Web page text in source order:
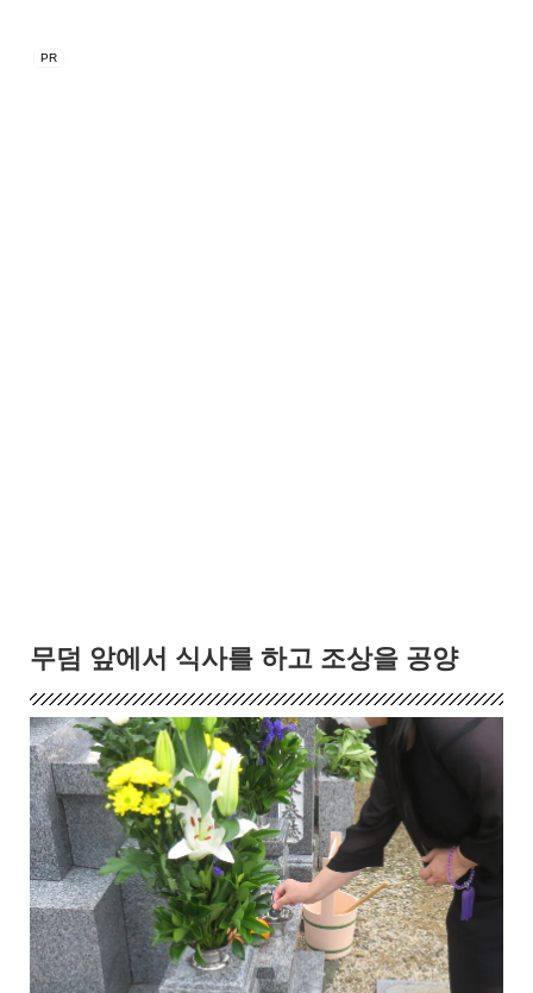
무덤 앞에서 식사를 하고 조상을 공양